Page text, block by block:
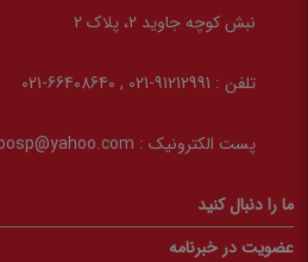
نبش کوچه جاوید 2، پلاک 2
تلفن : 91212991-021 , 66408640-021
پست الکترونیک :
ما را دنبال کنید
عضویت در خبرنامه